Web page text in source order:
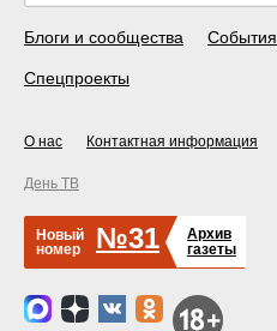
Блоги и сообщества События
Спецпроекты
О нас Контактная информация
День ТВ
Новый
номер
№31
Архив
газеты